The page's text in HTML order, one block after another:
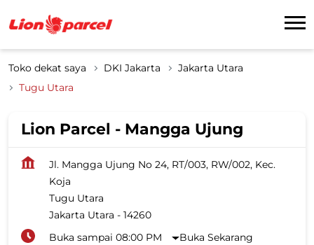
Toko dekat saya DKI Jakarta
Jakarta Utara
Tugu Utara
Lion Parcel - Mangga Ujung
Jl. Mangga Ujung No 24, RT/003, RW/002, Kec.
Koja
Tugu Utara
Jakarta Utara - 14260
Buka sampai 08:00 PM
Buka Sekarang